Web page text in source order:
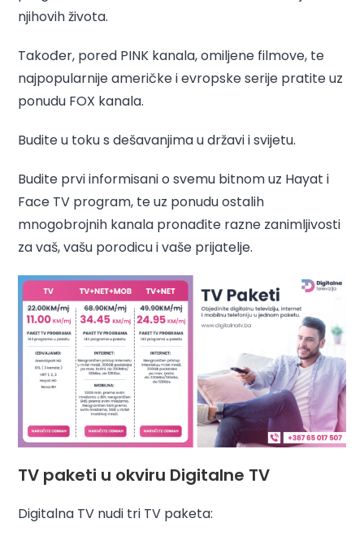
njihovih života.
Također, pored PINK kanala, omiljene filmove, te
najpopularnije američke i evropske serije pratite uz
ponudu FOX kanala.
Budite u toku s dešavanjima u državi i svijetu.
Budite prvi informisani o svemu bitnom uz Hayat i
Face TV program, te uz ponudu ostalih
mnogobrojnih kanala pronađite razne zanimljivosti
za vaš, vašu porodicu i vaše prijatelje.
TV paketi u okviru Digitalne TV
Digitalna TV nudi tri TV paketa: